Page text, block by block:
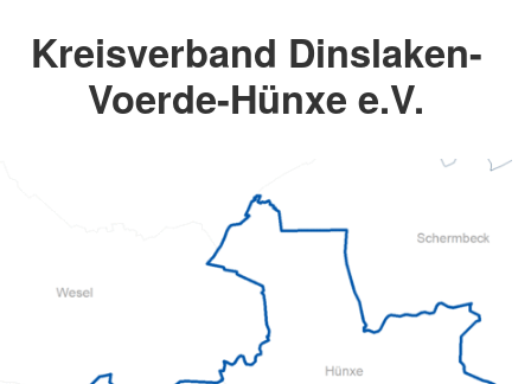
Kreisverband Dinslaken-
Voerde-Hünxe e.V.